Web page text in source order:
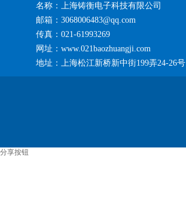
名称：上海铸衡电子科技有限公司
邮箱：3068006483@qq.com
传真：021-61993269
网址：www.021baozhuangji.com
地址：上海松江新桥新中街199弄24-26号
分享按钮